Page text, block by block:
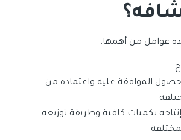
عوامل من أهمها:
الموافقة عليه واعتماده من
بكميات كافية وطريقة توزيعه